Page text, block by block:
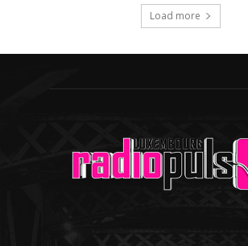
Load more